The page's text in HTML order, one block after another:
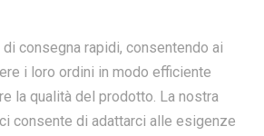
consegna rapidi, consentendo ai
i loro ordini in modo efficiente
la qualità del prodotto. La nostra
consente di adattarci alle esigenze